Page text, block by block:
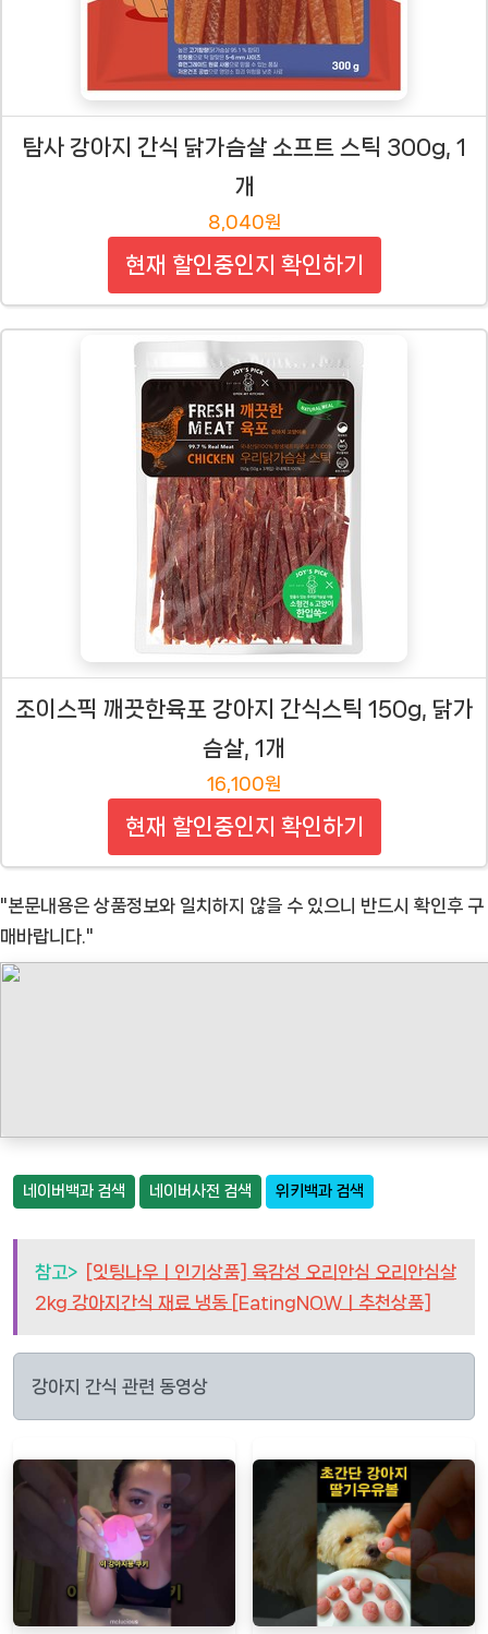
탐사 강아지 간식 닭가슴살 소프트 스틱 300g, 1
개
8,040원
현재 할인중인지 확인하기
조이스픽 깨끗한육포 강아지 간식스틱 150g, 닭가
슴살, 1개
16,100원
현재 할인중인지 확인하기
"본문내용은 상품정보와 일치하지 않을 수 있으니 반드시 확인후 구
매바랍니다."
네이버백과 검색 네이버사전 검색 위키백과 검색
참고> [잇팅나우ㅣ인기상품] 육감성 오리안심 오리안심살
2kg 강아지간식 재료 냉동 [EatingNOWㅣ추천상품]
강아지 간식 관련 동영상